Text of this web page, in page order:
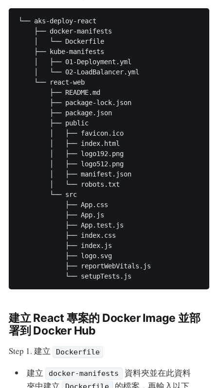
└── aks-deploy-react
    ├── docker-manifests
    │   └── Dockerfile
    ├── kube-manifests
    │   ├── 01-Deployment.yml
    │   └── 02-LoadBalancer.yml
    └── react-web
        ├── README.md
        ├── package-lock.json
        ├── package.json
        ├── public
        │   ├── favicon.ico
        │   ├── index.html
        │   ├── logo192.png
        │   ├── logo512.png
        │   ├── manifest.json
        │   └── robots.txt
        └── src
            ├── App.css
            ├── App.js
            ├── App.test.js
            ├── index.css
            ├── index.js
            ├── logo.svg
            ├── reportWebVitals.js
建立 React 專案的 Docker Image 並部
署到 Docker Hub
Step 1. 建立 Dockerfile
建立 docker-manifests
資料夾並在此資料